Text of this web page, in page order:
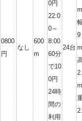
0800
円
なし
600
m
0円
22:0
0～
8:00
60分
で10
0円
24時
間の
利用
24台
9